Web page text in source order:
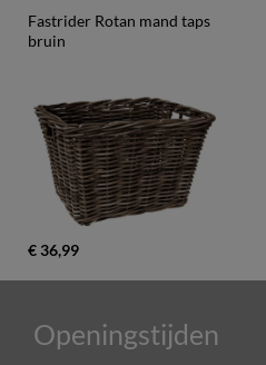
Fastrider Rotan mand taps
bruin
€ 36,99
Openingstijden